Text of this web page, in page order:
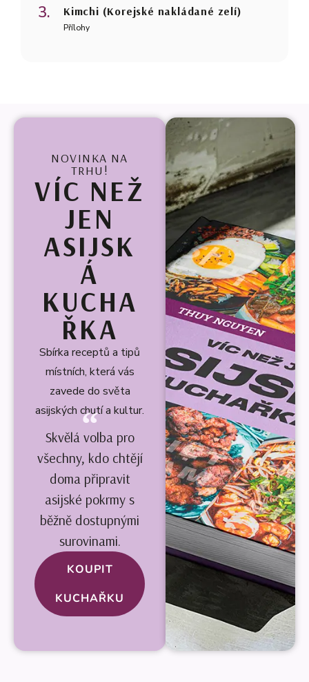
Kimchi (Korejské nakládané zelí)
Přílohy
NOVINKA NA
TRHU!
VÍC NEŽ
JEN
ASIJSK
Á
KUCHA
ŘKA
Sbírka receptů a tipů
místních, která vás
zavede do světa
asijských chutí a kultur.
Skvělá volba pro
všechny, kdo chtějí
doma připravit
asijské pokrmy s
běžně dostupnými
surovinami.
KOUPIT
KUCHAŘKU